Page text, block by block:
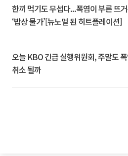
한끼 먹기도 무섭다...폭염이 부른 뜨
‘밥상 물가’[뉴노멀 된 히트플레이션]
오늘 KBO 긴급 실행위원회, 주말도
취소 될까